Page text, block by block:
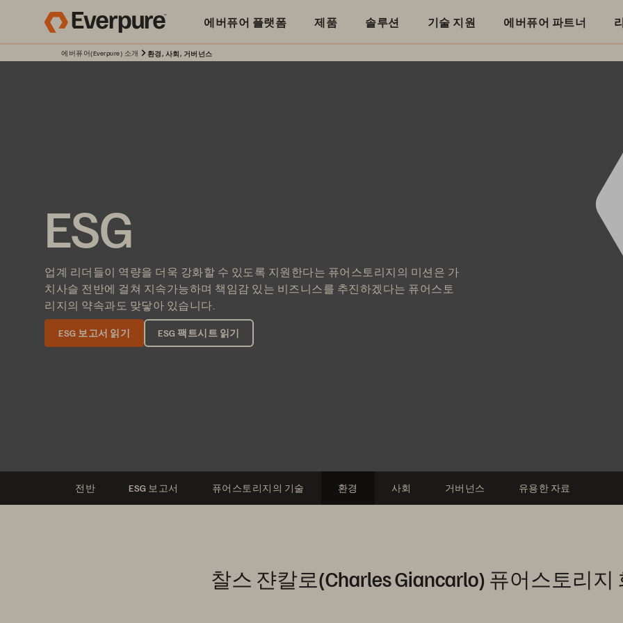
에버퓨어 플랫폼 제품 솔루션 기술 지원 에버퓨어 파트너
에버퓨어(Everpure) 소개 환경, 사회, 거버넌스
ESG
업계 리더들이 역량을 더욱 강화할 수 있도록 지원한다는 퓨어스토리지의 미션은 가
치사슬 전반에 걸쳐 지속가능하며 책임감 있는 비즈니스를 추진하겠다는 퓨어스토
리지의 약속과도 맞닿아 있습니다.
ESG 보고서 읽기 ESG 팩트시트 읽기
전반 ESG 보고서 퓨어스토리지의 기술 환경 사회 거버넌스 유용한 자료
찰스 쟌칼로(Charles Giancarlo) 퓨어스토리지